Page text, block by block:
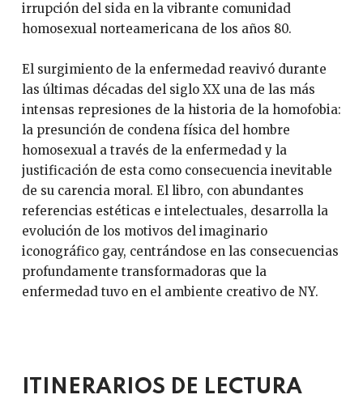
irrupción del sida en la vibrante comunidad
homosexual norteamericana de los años 80.
El surgimiento de la enfermedad reavivó durante
las últimas décadas del siglo XX una de las más
intensas represiones de la historia de la homofobia:
la presunción de condena física del hombre
homosexual a través de la enfermedad y la
justificación de esta como consecuencia inevitable
de su carencia moral. El libro, con abundantes
referencias estéticas e intelectuales, desarrolla la
evolución de los motivos del imaginario
iconográfico gay, centrándose en las consecuencias
profundamente transformadoras que la
enfermedad tuvo en el ambiente creativo de NY.
ITINERARIOS DE LECTURA